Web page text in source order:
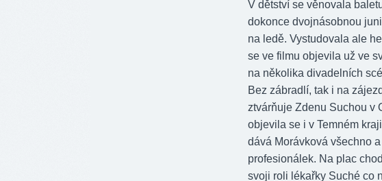
V dětství se věnovala
dokonce dvojnásobnou
na ledě. Vystudovala ale
se ve filmu objevila už ve
na několika divadelních
Bez zábradlí, tak i na
ztvárňuje Zdenu Suchou v
objevila se i v Temném
dává Morávková všechno
profesionálek. Na plac
svoji roli lékařky Suché co